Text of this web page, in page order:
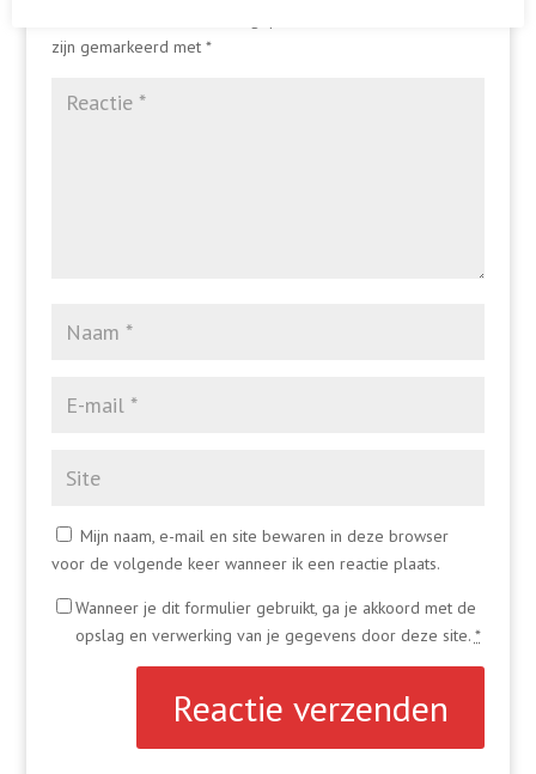
zijn gemarkeerd met *
Mijn naam, e-mail en site bewaren in deze browser
voor de volgende keer wanneer ik een reactie plaats.
Wanneer je dit formulier gebruikt, ga je akkoord met de
opslag en verwerking van je gegevens door deze site. *